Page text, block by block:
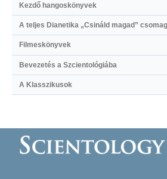
Kezdő hangoskönyvek
A teljes Dianetika „Csináld magad” csomag
Filmeskönyvek
Bevezetés a Szcientológiába
A Klasszikusok